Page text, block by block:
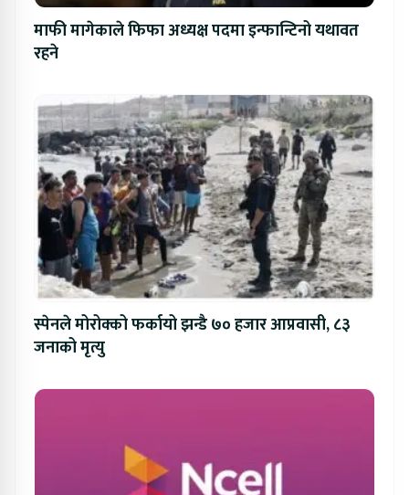
माफी मागेकाले फिफा अध्यक्ष पदमा इन्फान्टिनो यथावत
रहने
स्पेनले मोरोक्को फर्कायो झन्डै ७० हजार आप्रवासी, ८३
जनाको मृत्यु